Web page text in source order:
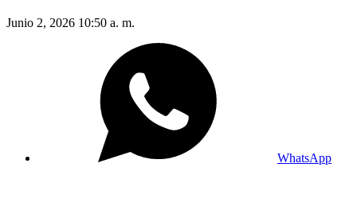
Junio 2, 2026 10:50 a. m.
WhatsApp